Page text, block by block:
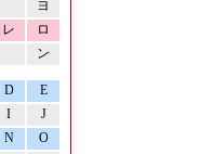
ヨ
レ
ロ
ン
D
E
I
J
N O